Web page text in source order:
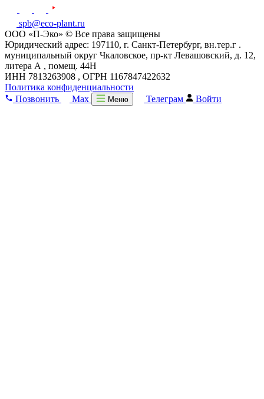
spb@eco-plant.ru
ООО «П-Эко» © Все права защищены
Юридический адрес: 197110, г. Санкт-Петербург, вн.тер.г .
муниципальный округ Чкаловское, пр-кт Левашовский, д. 12,
литера А , помещ. 44Н
ИНН 7813263908 , ОГРН 1167847422632
Политика конфиденциальности
Позвонить
Max Меню Телеграм Войти